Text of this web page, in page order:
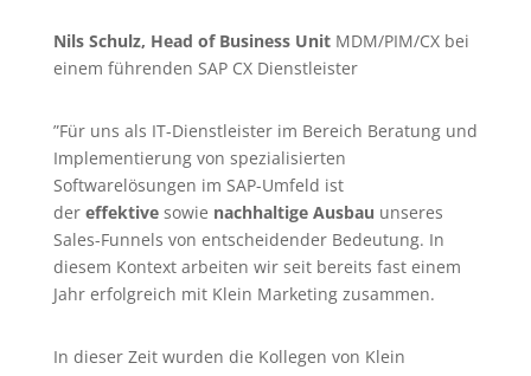
Nils Schulz, Head of Business UnitMDM/PIM/CX bei
einem führenden SAP CX Dienstleister
”Für uns als IT-Dienstleister im Bereich Beratung und
Implementierung von spezialisierten
Softwarelösungen im SAP-Umfeld ist
der effektive sowie nachhaltige Ausbau unseres
Sales-Funnels von entscheidender Bedeutung. In
diesem Kontext arbeiten wir seit bereits fast einem
Jahr erfolgreich mit Klein Marketing zusammen.
In dieser Zeit wurden die Kollegen von Klein